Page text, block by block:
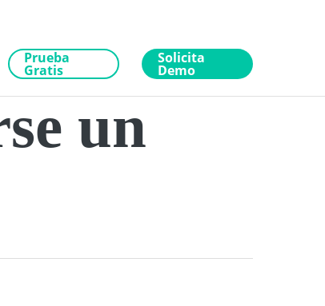
Prueba
Gratis
Solicita
Demo
un